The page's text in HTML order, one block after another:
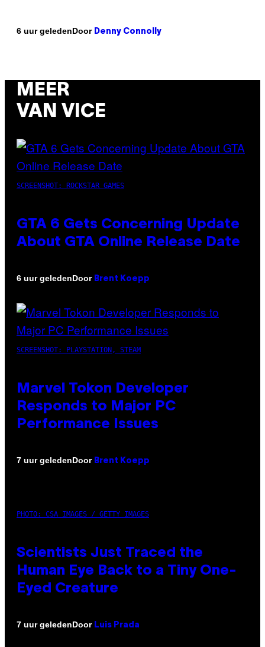
6 uur geledenDoor Denny Connolly
MEER
VAN VICE
SCREENSHOT: ROCKSTAR GAMES
GTA 6 Gets Concerning Update
About GTA Online Release Date
6 uur geledenDoor Brent Koepp
SCREENSHOT: PLAYSTATION, STEAM
Marvel Tokon Developer
Responds to Major PC
Performance Issues
7 uur geledenDoor Brent Koepp
PHOTO: CSA IMAGES / GETTY IMAGES
Scientists Just Traced the
Human Eye Back to a Tiny One-
Eyed Creature
7 uur geledenDoor Luis Prada